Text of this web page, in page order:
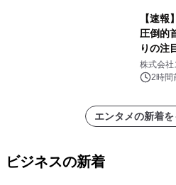
【速報
圧倒的
りの注
株式会社
2時間
エンタメの新着
ビジネスの新着